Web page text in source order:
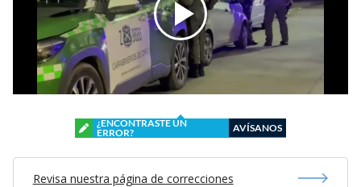
¿ENCONTRASTE UN
ERROR?
AVÍSANOS
Revisa nuestra página de correcciones